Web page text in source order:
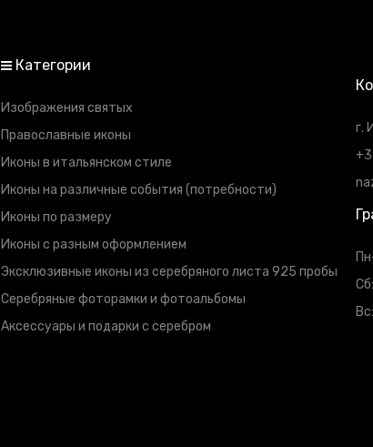
Категории
Изображения святых
Православные иконы
Иконы в итальянском стиле
Иконы на различные события (потребности)
Иконы по размеру
Иконы с разным оформлением
Эксклюзивные иконы из серебряного листа 925 пробы
Серебряные фоторамки и фотоальбомы
Аксессуары и подарки с серебром
г.